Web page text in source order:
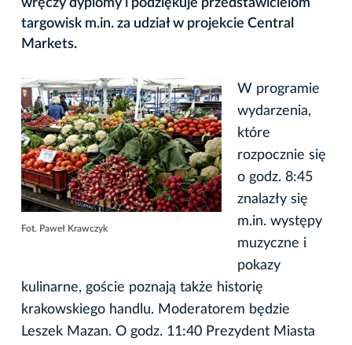
targowisk m.in. za udział w projekcie Central
Markets.
Fot. Paweł Krawczyk
W programie
wydarzenia,
które
rozpocznie się
o godz. 8:45
znalazły się
m.in. występy
muzyczne i
pokazy
kulinarne, goście poznają także historię
krakowskiego handlu. Moderatorem będzie
Leszek Mazan. O godz. 11:40 Prezydent Miasta